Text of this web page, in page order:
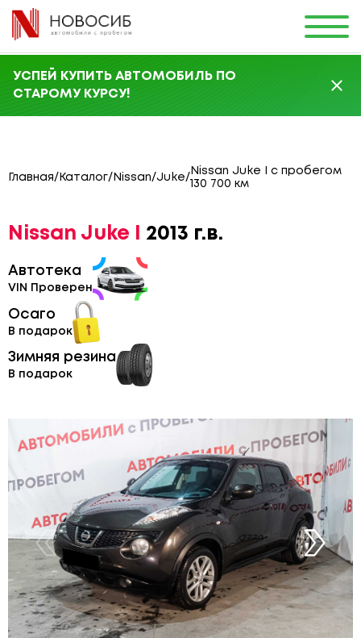
УСПЕЙ КУПИТЬ АВТОМОБИЛЬ ПО
СТАРОМУ КУРСУ!
Главная/ Каталог/ Nissan/Juke/
Nissan Juke I с пробегом
130 700 км
Nissan Juke I 2013 г.в.
Автотека
VIN Проверен
Осаго
В подарок
Зимняя резина
В подарок